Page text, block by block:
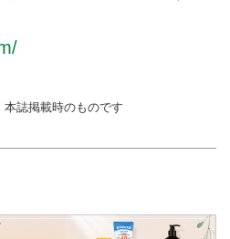
誌掲載時のものです